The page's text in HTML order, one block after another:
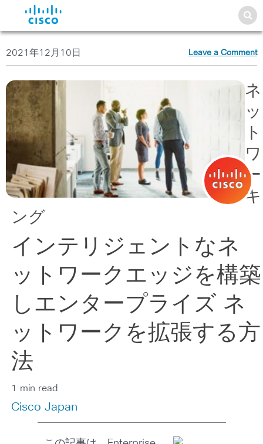
2021年12月10日 Leave a Comment
ネ
ッ
ト
ワ
ー
キ
ング
インテリジェントなネ
ットワークエッジを構築
しエンタープライズ ネ
ットワークを拡張する方
法
1 min read
Cisco Japan